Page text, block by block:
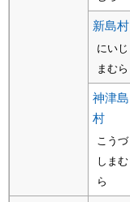
新島村
にいじ
まむら
神津島
村
こうづ
しまむ
ら